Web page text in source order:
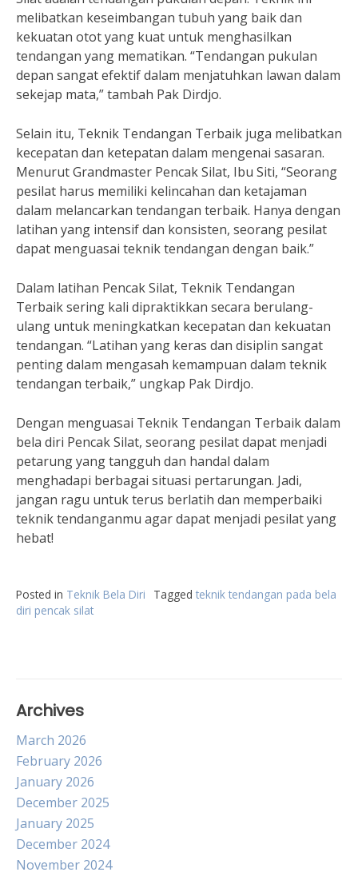
melibatkan keseimbangan tubuh yang baik dan
kekuatan otot yang kuat untuk menghasilkan
tendangan yang mematikan. “Tendangan pukulan
depan sangat efektif dalam menjatuhkan lawan dalam
sekejap mata,” tambah Pak Dirdjo.
Selain itu, Teknik Tendangan Terbaik juga melibatkan
kecepatan dan ketepatan dalam mengenai sasaran.
Menurut Grandmaster Pencak Silat, Ibu Siti, “Seorang
pesilat harus memiliki kelincahan dan ketajaman
dalam melancarkan tendangan terbaik. Hanya dengan
latihan yang intensif dan konsisten, seorang pesilat
dapat menguasai teknik tendangan dengan baik.”
Dalam latihan Pencak Silat, Teknik Tendangan
Terbaik sering kali dipraktikkan secara berulang-
ulang untuk meningkatkan kecepatan dan kekuatan
tendangan. “Latihan yang keras dan disiplin sangat
penting dalam mengasah kemampuan dalam teknik
tendangan terbaik,” ungkap Pak Dirdjo.
Dengan menguasai Teknik Tendangan Terbaik dalam
bela diri Pencak Silat, seorang pesilat dapat menjadi
petarung yang tangguh dan handal dalam
menghadapi berbagai situasi pertarungan. Jadi,
jangan ragu untuk terus berlatih dan memperbaiki
teknik tendanganmu agar dapat menjadi pesilat yang
hebat!
Posted in Teknik Bela Diri Tagged teknik tendangan pada bela
diri pencak silat
Archives
March 2026
February 2026
January 2026
December 2025
January 2025
December 2024
November 2024